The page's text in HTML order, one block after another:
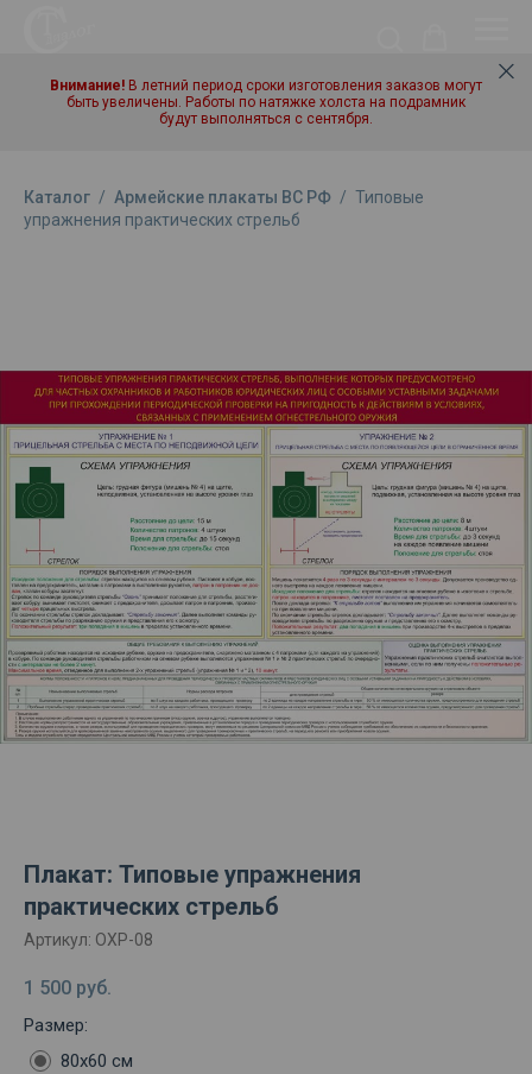
Внимание! В летний период сроки изготовления заказов могут
быть увеличены. Работы по натяжке холста на подрамник
будут выполняться с сентября.
Каталог / Армейские плакаты ВС РФ / Типовые
упражнения практических стрельб
Плакат: Типовые упражнения
практических стрельб
Артикул: ОХР-08
1 500 руб.
Размер:
80х60 см